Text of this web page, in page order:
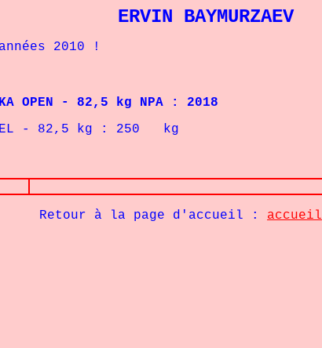
ERVIN BAYMURZAEV
2010 !
OPEN - 82,5 kg NPA : 2018
- 82,5 kg : 250 kg
Retour à la page d'accueil : accueil